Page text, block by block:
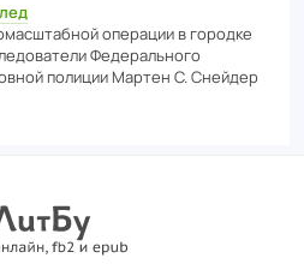
операции в городке
Феде­раль­ного
полиции Мартен С. Снейдер